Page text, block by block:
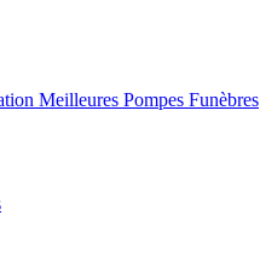
Meilleures Pompes Funèbres